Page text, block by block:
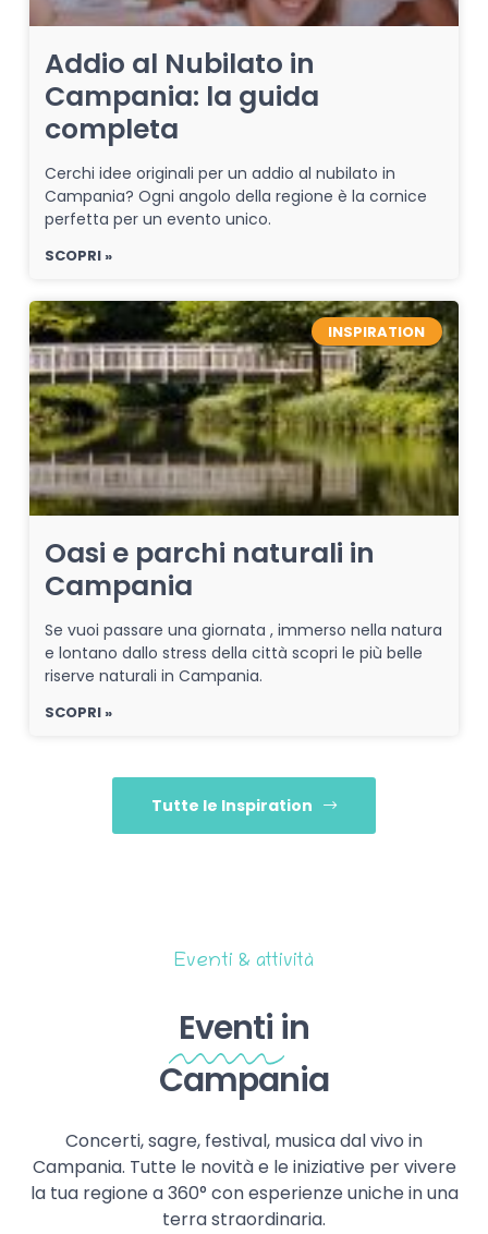
Addio al Nubilato in
Campania: la guida
completa
Cerchi idee originali per un addio al nubilato in
Campania? Ogni angolo della regione è la cornice
perfetta per un evento unico.
SCOPRI »
INSPIRATION
Oasi e parchi naturali in
Campania
Se vuoi passare una giornata , immerso nella natura
e lontano dallo stress della città scopri le più belle
riserve naturali in Campania.
SCOPRI »
Tutte le Inspiration
Eventi & attività
Eventi in
Campania
Concerti, sagre, festival, musica dal vivo in
Campania. Tutte le novità e le iniziative per vivere
la tua regione a 360° con esperienze uniche in una
terra straordinaria.